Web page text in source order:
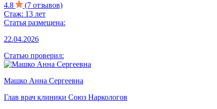
4.8
(7 отзывов)
Стаж: 13 лет
Статья размещена:
22.04.2026
Статью проверил:
Машко Анна Сергеевна
Глав врач клиники Союз Наркологов